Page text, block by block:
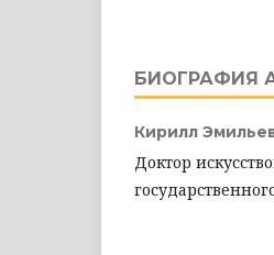
БИОГРАФИЯ
Кирилл
Доктор